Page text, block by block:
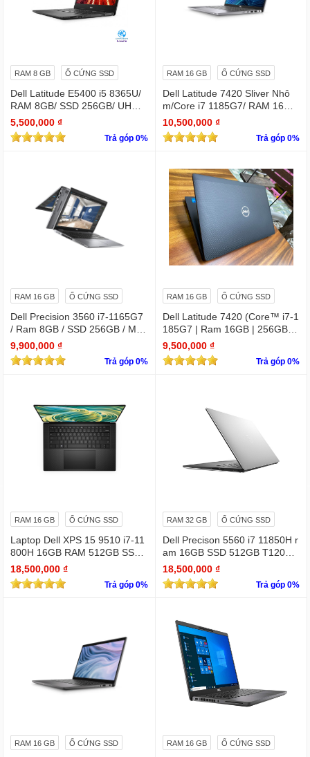
RAM 8 GB Ổ CỨNG SSD
Dell Latitude E5400 i5 8365U/
RAM 8GB/ SSD 256GB/ UHD
Graphics 620/ 14 INCH FHD
5,500,000 ₫
Trả góp 0%
RAM 16 GB Ổ CỨNG SSD
Dell Latitude 7420 Sliver Nhô
m/Core i7 1185G7/ RAM 16Gb/
SSD Nvme 256Gb/LCD 14' FH
D 1920 x 1080/ Like new / WIN
bản quyền
10,500,000 ₫
Trả góp 0%
RAM 16 GB Ổ CỨNG SSD
Dell Precision 3560 i7-1165G7
/ Ram 8GB / SSD 256GB / Màn
15.6″ IPS Full HD 1920×1080 I
PS / VGA NVIDIA Quadro T500
9,900,000 ₫
Trả góp 0%
RAM 16 GB Ổ CỨNG SSD
Dell Latitude 7420 (Core™ i7-1
185G7 | Ram 16GB | 256GB S
SD | 14.0inch FHD)
9,500,000 ₫
Trả góp 0%
RAM 16 GB Ổ CỨNG SSD
Laptop Dell XPS 15 9510 i7-11
800H 16GB RAM 512GB SSD
RTX 3050 15.6 inches FHD 19
20 X 1080
18,500,000 ₫
Trả góp 0%
RAM 32 GB Ổ CỨNG SSD
Dell Precison 5560 i7 11850H r
am 16GB SSD 512GB T1200 4
GB FHD +
18,500,000 ₫
Trả góp 0%
RAM 16 GB Ổ CỨNG SSD RAM 16 GB Ổ CỨNG SSD